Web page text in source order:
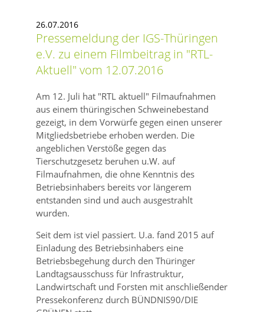
26.07.2016
Pressemeldung der IGS-Thüringen
e.V. zu einem Filmbeitrag in RTL-
Aktuell vom 12.07.2016
Am 12. Juli hat RTL aktuell Filmaufnahmen
aus einem thüringischen Schweinebestand
gezeigt, in dem Vorwürfe gegen einen unserer
Mitgliedsbetriebe erhoben werden. Die
angeblichen Verstöße gegen das
Tierschutzgesetz beruhen u.W. auf
Filmaufnahmen, die ohne Kenntnis des
Betriebsinhabers bereits vor längerem
entstanden sind und auch ausgestrahlt
wurden.
Seit dem ist viel passiert. U.a. fand 2015 auf
Einladung des Betriebsinhabers eine
Betriebsbegehung durch den Thüringer
Landtagsausschuss für Infrastruktur,
Landwirtschaft und Forsten mit anschließender
Pressekonferenz durch BÜNDNIS90/DIE